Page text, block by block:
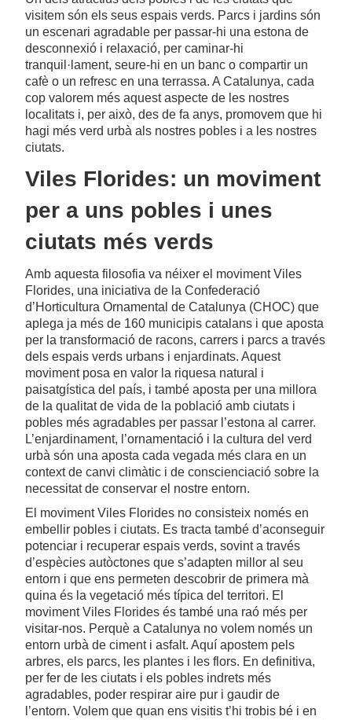
visitem són els seus espais verds. Parcs i jardins són
un escenari agradable per passar-hi una estona de
desconnexió i relaxació, per caminar-hi
tranquil·lament, seure-hi en un banc o compartir un
cafè o un refresc en una terrassa. A Catalunya, cada
cop valorem més aquest aspecte de les nostres
localitats i, per això, des de fa anys, promovem que hi
hagi més verd urbà als nostres pobles i a les nostres
ciutats.
Viles Florides: un moviment
per a uns pobles i unes
ciutats més verds
Amb aquesta filosofia va néixer el moviment Viles
Florides, una iniciativa de la Confederació
d’Horticultura Ornamental de Catalunya (CHOC) que
aplega ja més de 160 municipis catalans i que aposta
per la transformació de racons, carrers i parcs a través
dels espais verds urbans i enjardinats. Aquest
moviment posa en valor la riquesa natural i
paisatgística del país, i també aposta per una millora
de la qualitat de vida de la població amb ciutats i
pobles més agradables per passar l’estona al carrer.
L’enjardinament, l’ornamentació i la cultura del verd
urbà són una aposta cada vegada més clara en un
context de canvi climàtic i de conscienciació sobre la
necessitat de conservar el nostre entorn.
El moviment Viles Florides no consisteix només en
embellir pobles i ciutats. Es tracta també d’aconseguir
potenciar i recuperar espais verds, sovint a través
d’espècies autòctones que s’adapten millor al seu
entorn i que ens permeten descobrir de primera mà
quina és la vegetació més típica del territori. El
moviment Viles Florides és també una raó més per
visitar-nos. Perquè a Catalunya no volem només un
entorn urbà de ciment i asfalt. Aquí apostem pels
arbres, els parcs, les plantes i les flors. En definitiva,
per fer de les ciutats i els pobles indrets més
agradables, poder respirar aire pur i gaudir de
l’entorn. Volem que quan ens visitis t’hi trobis bé i en